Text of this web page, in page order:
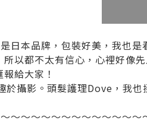
本品牌，包裝好美，我也是
以都不太有信心，心裡好像
給大家！
攝影。頭髮護理Dove，我也
～～～～～～～～～～～～～